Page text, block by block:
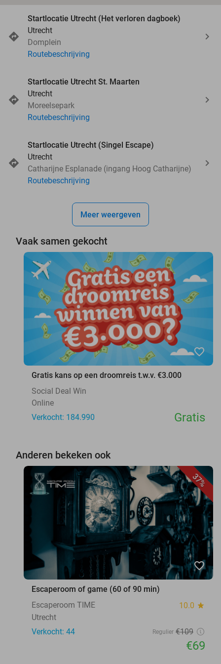
Startlocatie Utrecht (Het verloren dagboek)
Utrecht
Domplein
Routebeschrijving
Startlocatie Utrecht St. Maarten
Utrecht
Moreelsepark
Routebeschrijving
Startlocatie Utrecht (Singel Escape)
Utrecht
Catharijne Esplanade (ingang Hoog Catharijne)
Routebeschrijving
Meer weergeven
Vaak samen gekocht
favorite_border
Gratis kans op een droomreis t.w.v. €3.000
Social Deal Win
Online
Verkocht: 184.990
Gratis
Anderen bekeken ook
37%
favorite_border
Escaperoom of game (60 of 90 min)
Escaperoom TIME
10.0 star
Utrecht
Verkocht: 44
Regulier €109
€69